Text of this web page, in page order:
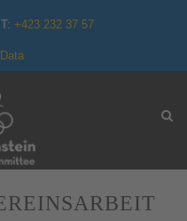
+423 232 37 57